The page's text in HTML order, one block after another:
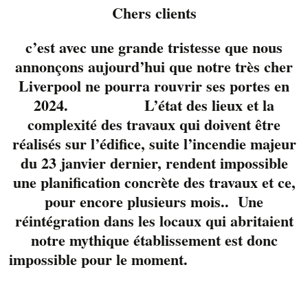
Ils sont de retour en
formule trio pour
divertir votre fin de
journée.
3 sympathiques et
talentueux musiciens,
Chers clients
c’est avec une grande tristesse que nous
annonçons aujourd’hui que notre très cher
Liverpool ne pourra rouvrir ses portes en
2024. L’état des lieux et la
complexité des travaux qui doivent être
réalisés sur l’édifice, suite l’incendie majeur
du 23 janvier dernier, rendent impossible
une planification concrète des travaux et ce,
pour encore plusieurs mois.. Une
réintégration dans les locaux qui abritaient
notre mythique établissement est donc
impossible pour le moment.